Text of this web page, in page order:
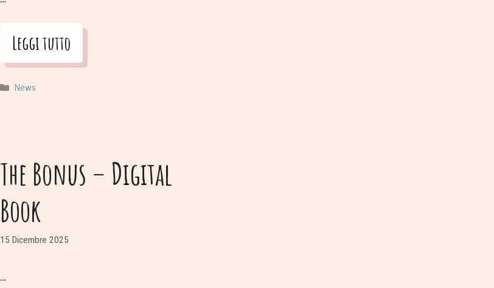
Leggi tutto
Categorie
News
The Bonus – Digital
Book
15 Dicembre 2025
…